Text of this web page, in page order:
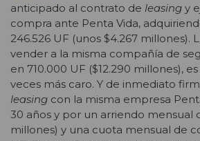
anticipado al contrato de leasing y
compra ante Penta Vida,
246.526 UF (unos $4.267 millones).
vender a la misma compañía de
en 710.000 UF ($12.290 millones),
veces más caro. Y de inmediato
leasing con la misma empresa
30 años y por un arriendo mensual
millones) y una cuota mensual de